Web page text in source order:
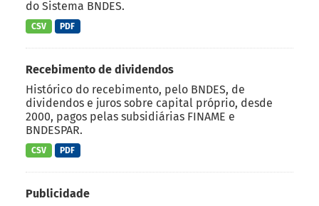
do Sistema BNDES.
CSV PDF
Recebimento de dividendos
Histórico do recebimento, pelo BNDES, de
dividendos e juros sobre capital próprio, desde
2000, pagos pelas subsidiárias FINAME e
BNDESPAR.
CSV PDF
Publicidade